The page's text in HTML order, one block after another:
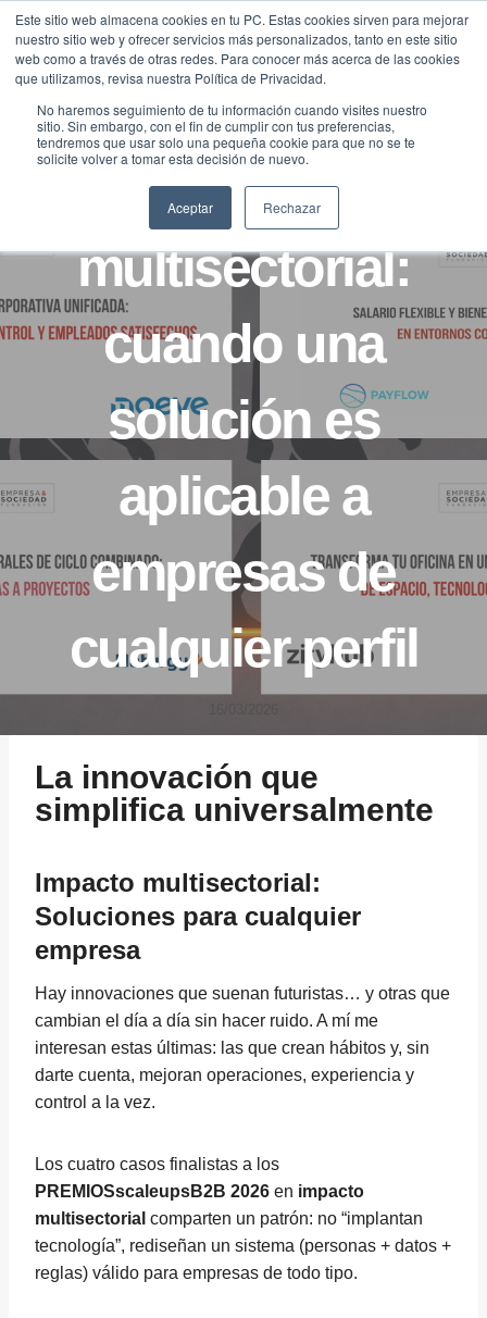
Este sitio web almacena cookies en tu PC. Estas cookies sirven para mejorar
nuestro sitio web y ofrecer servicios más personalizados, tanto en este sitio
web como a través de otras redes. Para conocer más acerca de las cookies
que utilizamos, revisa nuestra Política de Privacidad.
No haremos seguimiento de tu información cuando visites nuestro
sitio. Sin embargo, con el fin de cumplir con tus preferencias,
tendremos que usar solo una pequeña cookie para que no se te
solicite volver a tomar esta decisión de nuevo.
Aceptar Rechazar
Saltar
contenido
CASOS NOTICIAS
Impacto
multisectorial:
cuando una
solución es
aplicable a
empresas de
cualquier perfil
La innovación que
simplifica universalmente
Impacto multisectorial:
Soluciones para cualquier
empresa
Hay innovaciones que suenan futuristas… y otras que
cambian el día a día sin hacer ruido. A mí me
interesan estas últimas: las que crean hábitos y, sin
darte cuenta, mejoran operaciones, experiencia y
control a la vez.
Los cuatro casos finalistas a los
PREMIOSscaleupsB2B 2026 en impacto
multisectorial comparten un patrón: no “implantan
tecnología”, rediseñan un sistema (personas + datos +
reglas) válido para empresas de todo tipo.
Traducir »